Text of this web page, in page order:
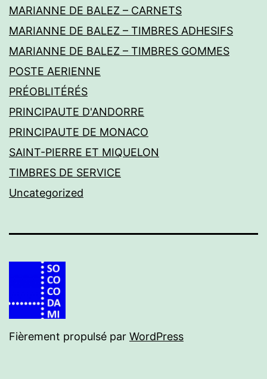
MARIANNE DE BALEZ – CARNETS
MARIANNE DE BALEZ – TIMBRES ADHESIFS
MARIANNE DE BALEZ – TIMBRES GOMMES
POSTE AERIENNE
PRÉOBLITÉRÉS
PRINCIPAUTE D'ANDORRE
PRINCIPAUTE DE MONACO
SAINT-PIERRE ET MIQUELON
TIMBRES DE SERVICE
Uncategorized
Fièrement propulsé par WordPress